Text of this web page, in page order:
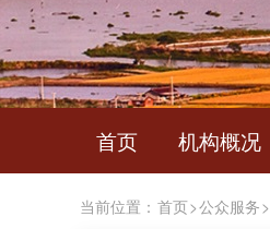
首页 机构概况
当前位置： 首页>公众服务>